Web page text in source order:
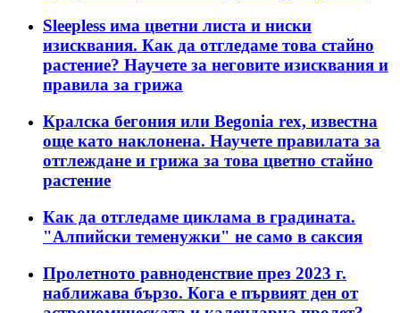
Sleepless има цветни листа и ниски
изисквания. Как да отгледаме това стайно
растение? Научете за неговите изисквания и
правила за грижа
Кралска бегония или Begonia rex, известна
още като наклонена. Научете правилата за
отглеждане и грижа за това цветно стайно
растение
Как да отгледаме циклама в градината.
"Алпийски теменужки" не само в саксия
Пролетното равноденствие през 2023 г.
наближава бързо. Кога е първият ден от